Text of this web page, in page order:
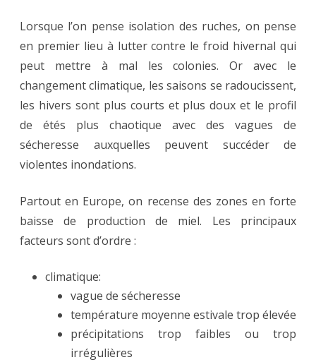
Lorsque l’on pense isolation des ruches, on pense
en premier lieu à lutter contre le froid hivernal qui
peut mettre à mal les colonies. Or avec le
changement climatique, les saisons se radoucissent,
les hivers sont plus courts et plus doux et le profil
de étés plus chaotique avec des vagues de
sécheresse auxquelles peuvent succéder de
violentes inondations.
Partout en Europe, on recense des zones en forte
baisse de production de miel. Les principaux
facteurs sont d’ordre :
climatique:
vague de sécheresse
température moyenne estivale trop élevée
précipitations trop faibles ou trop
irrégulières